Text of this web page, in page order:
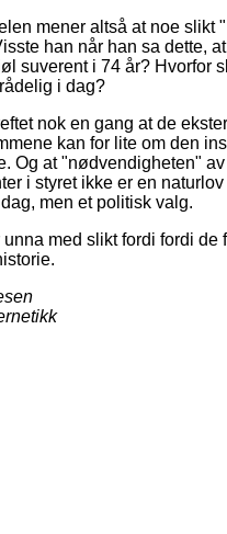
mener altså at noe slikt
han når han sa dette,
suverent i 74 år? Hvorfor
i dag?
nok en gang at de
kan for lite om den
Og at "nødvendigheten"
i styret ikke er en
men et politisk valg.
unna med slikt fordi fordi de